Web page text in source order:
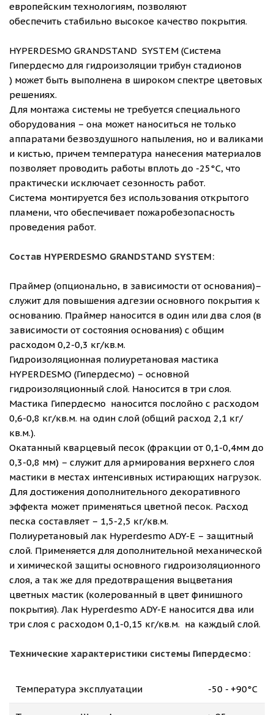
европейским технологиям, позволяют
обеспечить стабильно высокое качество покрытия.
HYPERDESMO GRANDSTAND SYSTEM (Система
Гипердесмо для гидроизоляции трибун стадионов
) может быть выполнена в широком спектре цветовых
решениях.
Для монтажа системы не требуется специального
оборудования – она может наноситься не только
аппаратами безвоздушного напыления, но и валиками
и кистью, причем температура нанесения материалов
позволяет проводить работы вплоть до -25°С, что
практически исключает сезонность работ.
Система монтируется без использования открытого
пламени, что обеспечивает пожаробезопасность
проведения работ.
Состав HYPERDESMO GRANDSTAND SYSTEM:
Праймер (опционально, в зависимости от основания)–
служит для повышения адгезии основного покрытия к
основанию. Праймер наносится в один или два слоя (в
зависимости от состояния основания) с общим
расходом 0,2-0,3 кг/кв.м.
Гидроизоляционная полиуретановая мастика
HYPERDESMO (Гипердесмо) – основной
гидроизоляционный слой. Наносится в три слоя.
Мастика Гипердесмо наносится послойно с расходом
0,6-0,8 кг/кв.м. на один слой (общий расход 2,1 кг/
кв.м.).
Окатанный кварцевый песок (фракции от 0,1-0,4мм до
0,3-0,8 мм) – служит для армирования верхнего слоя
мастики в местах интенсивных истирающих нагрузок.
Для достижения дополнительного декоративного
эффекта может применяться цветной песок. Расход
песка составляет – 1,5-2,5 кг/кв.м.
Полиуретановый лак Hyperdesmo ADY-E – защитный
слой. Применяется для дополнительной механической
и химической защиты основного гидроизоляционного
слоя, а так же для предотвращения выцветания
цветных мастик (колерованный в цвет финишного
покрытия). Лак Hyperdesmo ADY-E наносится два или
три слоя с расходом 0,1-0,15 кг/кв.м. на каждый слой.
Технические характеристики системы Гипердесмо:
Температура эксплуатации -50 - +90°С